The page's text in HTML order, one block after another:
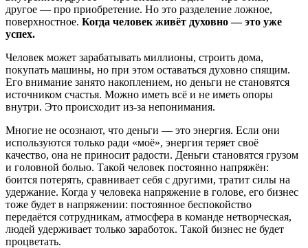
другое — про приобретение. Но это разделение ложное,
поверхностное. Когда человек живёт духовно — это уже
успех.
Человек может зарабатывать миллионы, строить дома,
покупать машины, но при этом оставаться духовно спящим.
Его внимание занято накоплением, но деньги не становятся
источником счастья. Можно иметь всё и не иметь опоры
внутри. Это происходит из-за непонимания.
Многие не осознают, что деньги — это энергия. Если они
используются только ради «моё», энергия теряет своё
качество, она не приносит радости. Деньги становятся грузом
и головной болью. Такой человек постоянно напряжён:
боится потерять, сравнивает себя с другими, тратит силы на
удержание. Когда у человека напряжение в голове, его бизнес
тоже будет в напряжении: постоянное беспокойство
передаётся сотрудникам, атмосфера в команде нетворческая,
людей удерживает только заработок. Такой бизнес не будет
процветать.